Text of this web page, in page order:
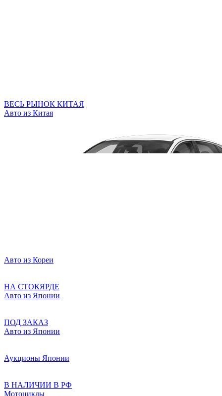
ВЕСЬ РЫНОК КИТАЯ
Авто из Китая
Авто из Кореи
НА СТОКЯРДЕ
Авто из Японии
ПОД ЗАКАЗ
Авто из Японии
Аукционы Японии
В НАЛИЧИИ В РФ
Мотоциклы